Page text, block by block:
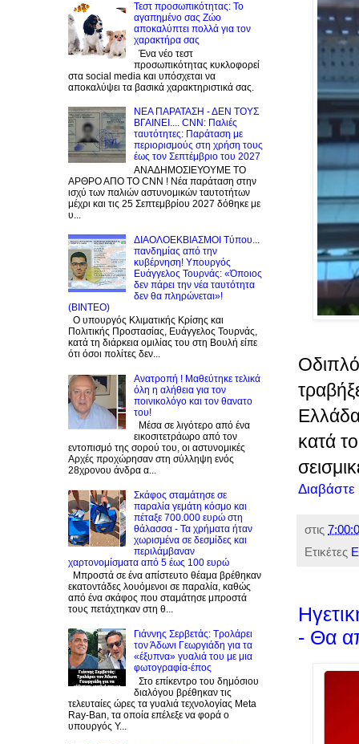
κατά
στις
Ετικέτες
- Θα
Τεστ προσωπικότητας: Το
αγαπημένο σας Zώο
αποκαλύπτει πολλά για τον
χαρακτήρα σας
Ένα νέο τεστ
προσωπικότητας κυκλοφορεί
στα social media και υπόσχεται να
αποκαλύψει τα βασικά χαρακτηριστικά σας.
NEA ΠΑΡΑΤΑΣΗ - ΔΕΝ ΤΟΥΣ
ΒΓΑΙΝΕΙ.... CNN: Παλιές
ταυτότητες: Παράταση με
περιορισμούς στη χρήση τους
έως τον Σεπτέμβριο του 2027
ΑΝΑΔΗΜΟΣΙΕΥΟΥΜΕ ΤΟ
ΑΡΘΡΟ ΑΠΟ ΤΟ CNN ! Νέα παράταση στην
ισχύ των παλιών αστυνομικών ταυτοτήτων
μέχρι και τις 25 Σεπτεμβρίου 2027 δόθηκε με
υ...
ΔΙΑΟΛΟΕΚΒΙΑΣΜΟΙ Tύπου...
πανδημίας από την
κυβέρνηση! Υπουργός
Ευάγγελος Τουρνάς: «Όποιος
δεν πάρει την νέα ταυτότητα
δεν θα πληρώνεται»!
(BINTEO)
Ο υπουργός Κλιματικής Κρίσης και
Πολιτικής Προστασίας, Ευάγγελος Τουρνάς,
κατά τη διάρκεια ομιλίας του στη Βουλή είπε
ότι όσοι πολίτες δεν...
Ανατροπή ! Mαθεύτηκε τελικά
όλη η αλήθεια για τον
ποινικολόγο και τον θανατο
του!
Μέσα σε λιγότερο από ένα
εικοσιτετράωρο από τον
εντοπισμό της σορού του, οι αστυνομικές
Αρχές προχώρησαν στη σύλληψη ενός
28χρονου άνδρα α...
Σκάφος σταμάτησε σε
παραλία γεμάτη κόσμο και
πέταξε 700.000 ευρώ στη
θάλασσα - Τα χρήματα ήταν
χωρισμένα σε δεσμίδες και
περιλάμβαναν
χαρτονομίσματα από 5 έως 100 ευρώ
Μπροστά σε ένα απίστευτο θέαμα βρέθηκαν
εκατοντάδες λουόμενοι σε παραλία, καθώς
από ένα σκάφος που σταμάτησε μπροστά
τους πετάχτηκαν στη θ...
Γιάννης Σερβετάς: Τρολάρει
τον Άδωνι Γεωργιάδη για τα
«έξυπνα» γυαλιά του με μια
φωτογραφία-έπος
Στο επίκεντρο του δημόσιου
διαλόγου βρέθηκαν τις
τελευταίες ώρες τα γυαλιά τεχνολογίας Meta
Ray-Ban, τα οποία επέλεξε να φορά ο
υπουργός Υ...